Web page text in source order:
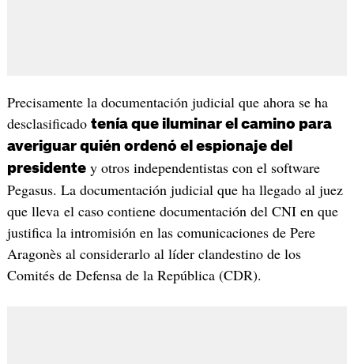
Precisamente la documentación judicial que ahora se ha
desclasificado tenía que iluminar el camino para
averiguar quién ordenó el espionaje del
presidentey otros independentistas con el software
Pegasus. La documentación judicial que ha llegado al juez
que lleva el caso contiene documentación del CNI en que
justifica la intromisión en las comunicaciones de Pere
Aragonès al considerarlo al líder clandestino de los
Comités de Defensa de la República (CDR).